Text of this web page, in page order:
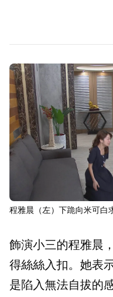
程雅晨（左）下跪向米可白
飾演小三的程雅晨
得絲絲入扣。她表
是陷入無法自拔的